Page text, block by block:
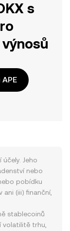
s
Jeho
nebo
pobídku
(iii) finanční,
stablecoinů
volatilitě trhu,